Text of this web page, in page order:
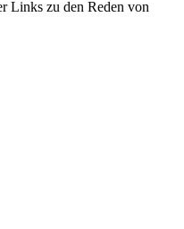
Links zu den Reden von